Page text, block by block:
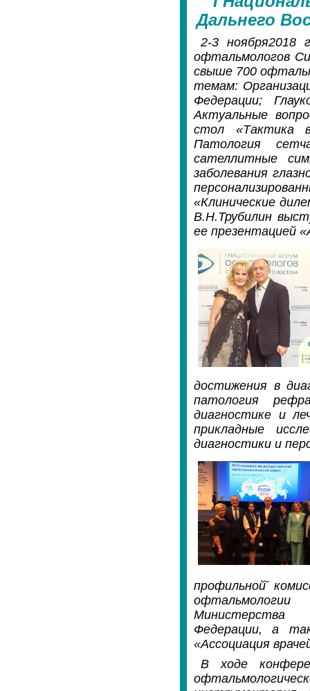
Дальнего
2-3 ноября2018
офтальмологов
свыше 700
темам:
Федерации;
Актуальные
стол «Тактика
Патология
сателлитные
заболевания
«Клинические
В.Н.Трубилин
ее презентацией
достижения в
патология
диагностике и
прикладные
диагностики и
профильной̆
Министерства
Федерации, а
«Ассоциация
В ходе